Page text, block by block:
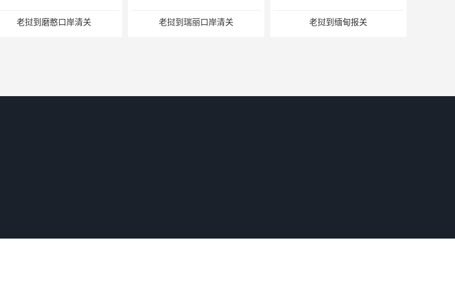
老挝到磨憨口岸清关 老挝到瑞丽口岸清关 老挝到缅甸报关